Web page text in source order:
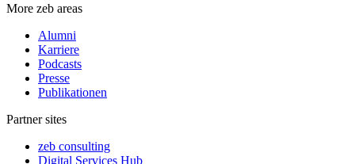
More zeb areas
Alumni
Karriere
Podcasts
Presse
Publikationen
Partner sites
zeb consulting
Digital Services Hub